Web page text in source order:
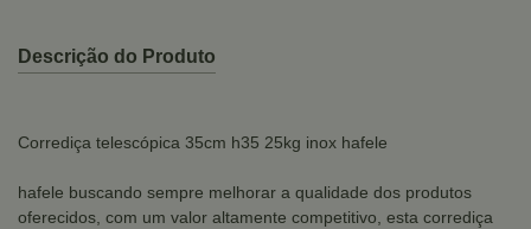
Descrição do Produto
Corrediça telescópica 35cm h35 25kg inox hafele
hafele buscando sempre melhorar a qualidade dos produtos
oferecidos, com um valor altamente competitivo, esta corrediça